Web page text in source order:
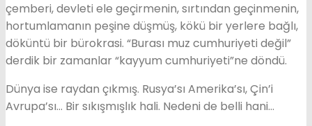
çemberi, devleti ele geçirmenin, sırtından geçinmenin,
hortumlamanın peşine düşmüş, kökü bir yerlere bağlı,
döküntü bir bürokrasi. “Burası muz cumhuriyeti değil”
derdik bir zamanlar “kayyum cumhuriyeti”ne döndü.
Dünya ise raydan çıkmış. Rusya’sı Amerika’sı, Çin’i
Avrupa’sı… Bir sıkışmışlık hali. Nedeni de belli hani…